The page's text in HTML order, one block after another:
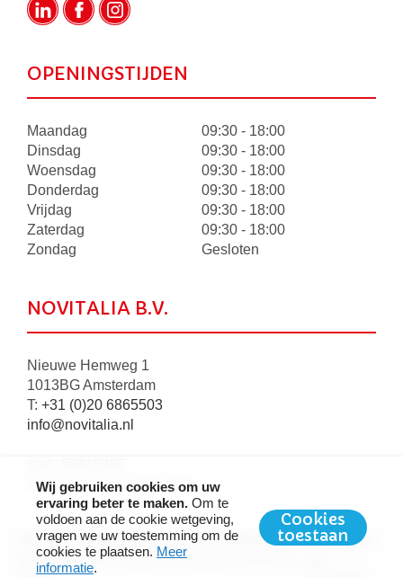
Wij gebruiken cookies om uw
ervaring beter te maken. Om te
voldoen aan de cookie wetgeving,
vragen we uw toestemming om de
cookies te plaatsen. Meer
informatie.
Cookies
toestaan
OPENINGSTIJDEN
Maandag
Dinsdag
Woensdag
Donderdag
Vrijdag
Zaterdag
Zondag
09:30 - 18:00
09:30 - 18:00
09:30 - 18:00
09:30 - 18:00
09:30 - 18:00
09:30 - 18:00
Gesloten
NOVITALIA B.V.
Nieuwe Hemweg 1
1013BG Amsterdam
T: +31 (0)20 6865503
info@novitalia.nl
BTW: NL8534.73.353.B01
2026 © Copyright Novitalia BV | Algemene
verkoop-en leveringsvoorwaarden
Ontwikkeld